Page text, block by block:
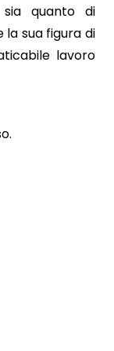
sia quanto di
sua figura di
lavoro